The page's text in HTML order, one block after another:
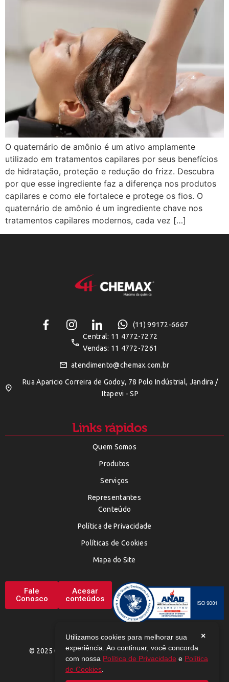
O quaternário de amônio é um ativo amplamente
utilizado em tratamentos capilares por seus benefícios
de hidratação, proteção e redução do frizz. Descubra
por que esse ingrediente faz a diferença nos produtos
capilares e como ele fortalece e protege os fios. O
quaternário de amônio é um ingrediente chave nos
tratamentos capilares modernos, cada vez […]
(11) 99172-6667
Central: 11 4772-7272
Vendas: 11 4772-7261
atendimento@chemax.com.br
Rua Aparicio Correira de Godoy, 78 Polo Indústrial, Jandira /
Itapevi - SP
Links rápidos
Quem Somos
Produtos
Serviços
Representantes
Conteúdo
Política de Privacidade
Políticas de Cookies
Mapa do Site
Fale
Conosco
Acesar
conteúdos
© 2025 CHEMAX. TODOS OS DIREITOS RESERVADOS
×
Utilizamos cookies para melhorar sua
experiência. Ao continuar, você concorda
com nossa Política de Privacidade e Política
de Cookies